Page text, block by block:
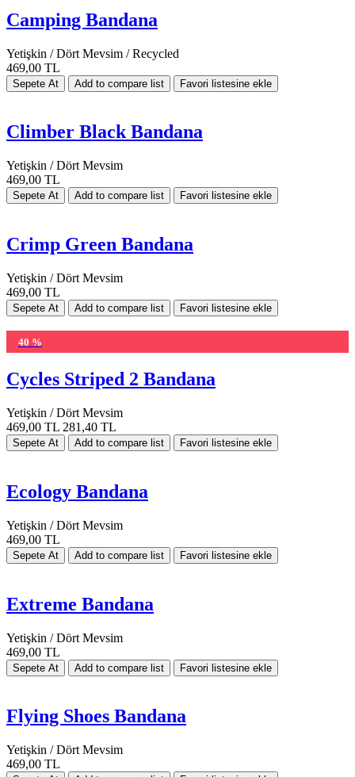
Camping Bandana
Yetişkin / Dört Mevsim / Recycled
469,00 TL
Climber Black Bandana
Yetişkin / Dört Mevsim
469,00 TL
Crimp Green Bandana
Yetişkin / Dört Mevsim
469,00 TL
40 %
Cycles Striped 2 Bandana
Yetişkin / Dört Mevsim
469,00 TL 281,40 TL
Ecology Bandana
Yetişkin / Dört Mevsim
469,00 TL
Extreme Bandana
Yetişkin / Dört Mevsim
469,00 TL
Flying Shoes Bandana
Yetişkin / Dört Mevsim
469,00 TL